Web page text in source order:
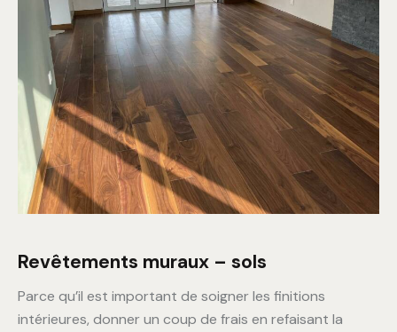
Revêtements muraux – sols
Parce qu’il est important de soigner les finitions
intérieures, donner un coup de frais en refaisant la